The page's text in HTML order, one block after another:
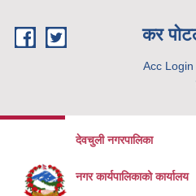
कर
Acc Login
देवचुली नगरपालिका
नगर कार्यपालिकाको कार्यालय